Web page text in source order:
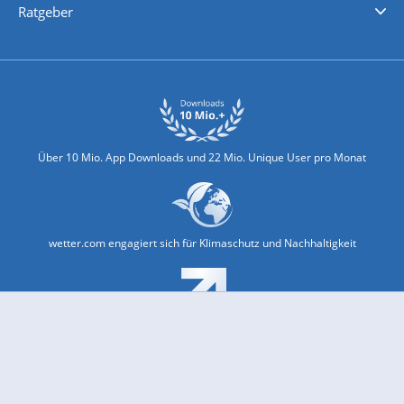
Ratgeber
Über 10 Mio. App Downloads und 22 Mio. Unique User pro Monat
wetter.com engagiert sich für Klimaschutz und Nachhaltigkeit